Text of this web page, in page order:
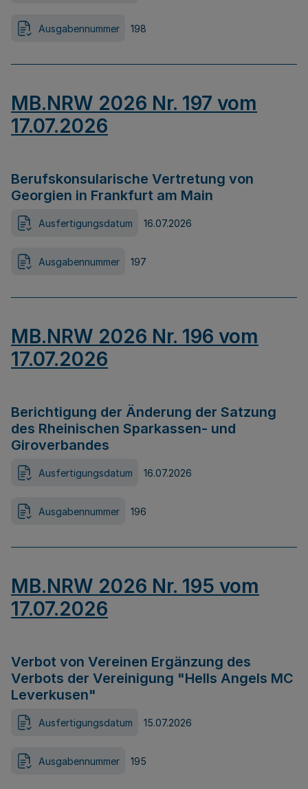
Ausgabennummer 198
MB.NRW 2026 Nr. 197 vom
17.07.2026
Berufskonsularische Vertretung von
Georgien in Frankfurt am Main
Ausfertigungsdatum 16.07.2026
Ausgabennummer 197
MB.NRW 2026 Nr. 196 vom
17.07.2026
Berichtigung der Änderung der Satzung
des Rheinischen Sparkassen- und
Giroverbandes
Ausfertigungsdatum 16.07.2026
Ausgabennummer 196
MB.NRW 2026 Nr. 195 vom
17.07.2026
Verbot von Vereinen Ergänzung des
Verbots der Vereinigung "Hells Angels MC
Leverkusen"
Ausfertigungsdatum 15.07.2026
Ausgabennummer 195